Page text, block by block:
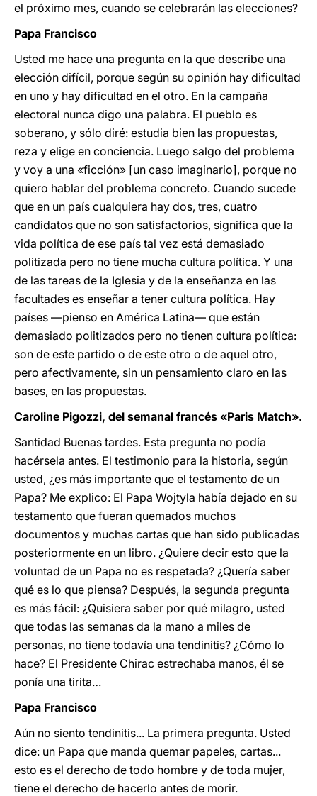
el próximo mes, cuando se celebrarán las elecciones?
Papa Francisco
Usted me hace una pregunta en la que describe una
elección difícil, porque según su opinión hay dificultad
en uno y hay dificultad en el otro. En la campaña
electoral nunca digo una palabra. El pueblo es
soberano, y sólo diré: estudia bien las propuestas,
reza y elige en conciencia. Luego salgo del problema
y voy a una «ficción» [un caso imaginario], porque no
quiero hablar del problema concreto. Cuando sucede
que en un país cualquiera hay dos, tres, cuatro
candidatos que no son satisfactorios, significa que la
vida política de ese país tal vez está demasiado
politizada pero no tiene mucha cultura política. Y una
de las tareas de la Iglesia y de la enseñanza en las
facultades es enseñar a tener cultura política. Hay
países —pienso en América Latina— que están
demasiado politizados pero no tienen cultura política:
son de este partido o de este otro o de aquel otro,
pero afectivamente, sin un pensamiento claro en las
bases, en las propuestas.
Caroline Pigozzi, del semanal francés «Paris Match».
Santidad Buenas tardes. Esta pregunta no podía
hacérsela antes. El testimonio para la historia, según
usted, ¿es más importante que el testamento de un
Papa? Me explico: El Papa Wojtyla había dejado en su
testamento que fueran quemados muchos
documentos y muchas cartas que han sido publicadas
posteriormente en un libro. ¿Quiere decir esto que la
voluntad de un Papa no es respetada? ¿Quería saber
qué es lo que piensa? Después, la segunda pregunta
es más fácil: ¿Quisiera saber por qué milagro, usted
que todas las semanas da la mano a miles de
personas, no tiene todavía una tendinitis? ¿Cómo lo
hace? El Presidente Chirac estrechaba manos, él se
ponía una tirita…
Papa Francisco
Aún no siento tendinitis... La primera pregunta. Usted
dice: un Papa que manda quemar papeles, cartas...
esto es el derecho de todo hombre y de toda mujer,
tiene el derecho de hacerlo antes de morir.